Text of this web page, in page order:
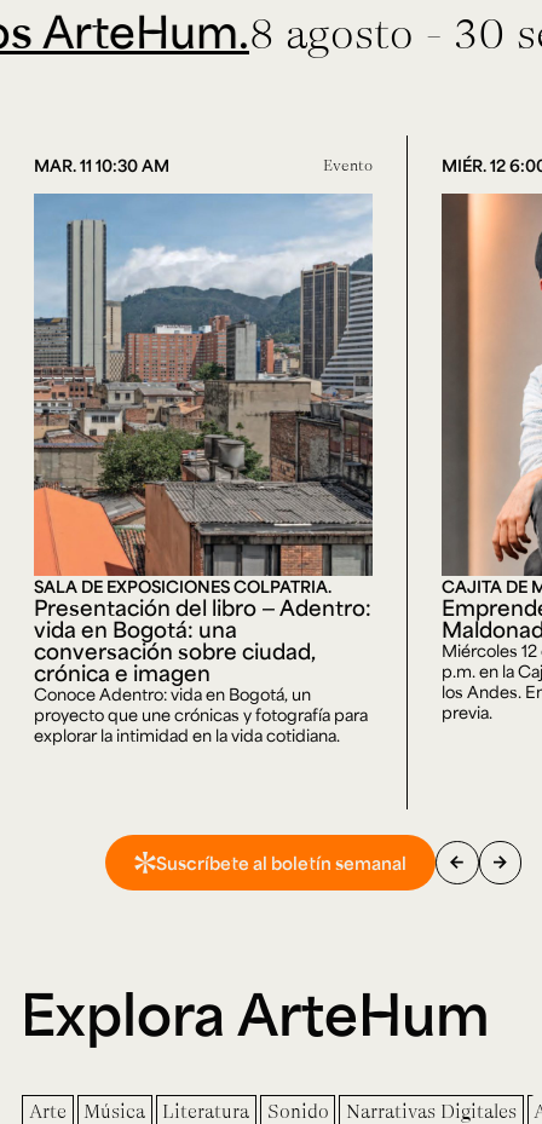
8 agosto - 30
MAR. 11 10:30 AM Evento
SALA DE EXPOSICIONES COLPATRIA.
Presentación del libro — Adentro:
vida en Bogotá: una
conversación sobre ciudad,
crónica e imagen
Conoce Adentro: vida en Bogotá, un
proyecto que une crónicas y fotografía para
explorar la intimidad en la vida cotidiana.
MIÉR. 12
CAJITA DE
Miércoles
p.m. en la
los Andes.
previa.
Suscríbete al boletín semanal arrow_back arrow_forward
Explora ArteHum
Arte Música Literatura Sonido Narrativas Digitales